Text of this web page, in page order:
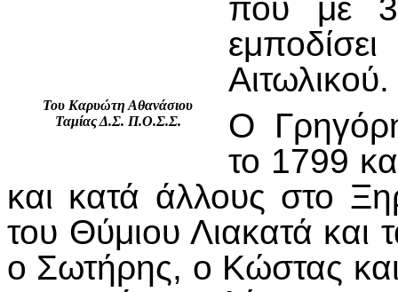
Του Καρυώτη Αθανάσιου
Ταμίας Δ.Σ. Π.Ο.Σ.Σ.
που με
Αιτωλικού.
Ο
το 1799
και κατά άλλους στο
του Θύμιου Λιακατά και
ο Σωτήρης, ο Κώστας